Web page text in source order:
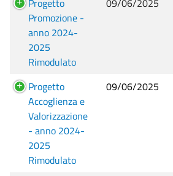
Promozione -
anno 2024-
2025
Rimodulato
Progetto
Accoglienza e
Valorizzazione
- anno 2024-
2025
Rimodulato
09/06/2025